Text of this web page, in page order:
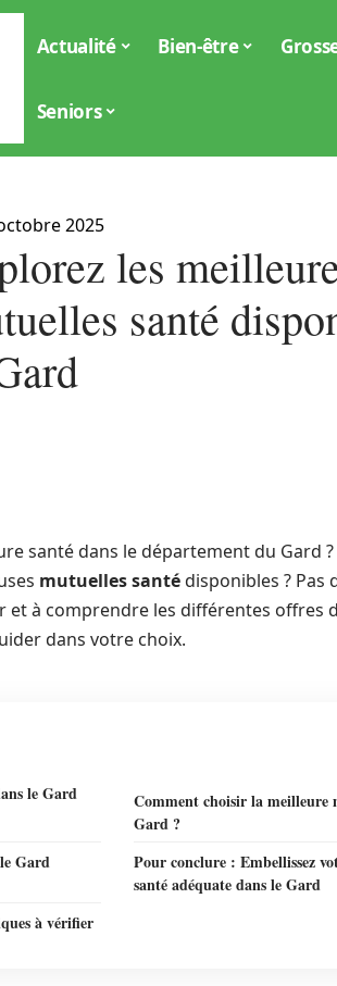
Actualité Bien-être
Seniors
2025
les
santé
santé dans le département du Gard ?
mutuelles santédisponibles ? Pas
à comprendre les différentes offres
dans votre choix.
le Gard
Comment choisir la meilleure
Gard ?
Gard
Pour conclure : Embellissez
santé adéquate dans le Gard
à vérifier